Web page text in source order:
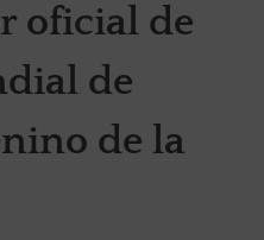
oficial de
de
de la